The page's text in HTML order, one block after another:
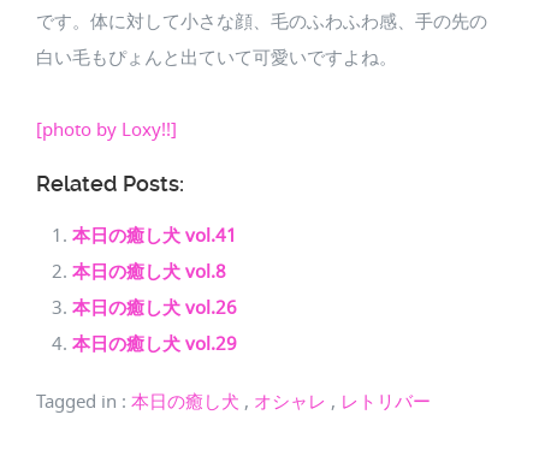
です。体に対して小さな顔、毛のふわふわ感、手の先の
白い毛もぴょんと出ていて可愛いですよね。
[photo by Loxy!!]
Related Posts:
本日の癒し犬 vol.41
本日の癒し犬 vol.8
本日の癒し犬 vol.26
本日の癒し犬 vol.29
Tagged in : 本日の癒し犬 , オシャレ , レトリバー